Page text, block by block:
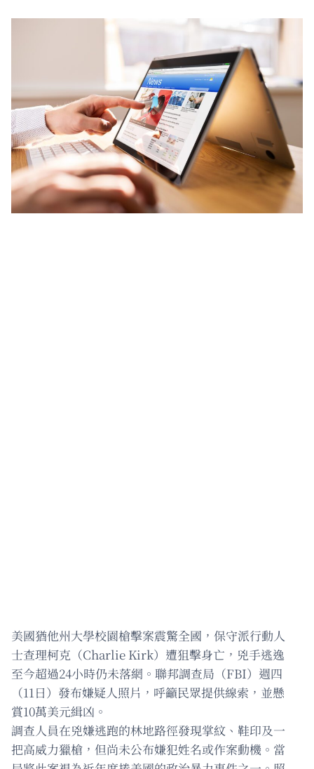
美國猶他州大學校園槍擊案震驚全國，保守派行動人
士查理柯克（Charlie Kirk）遭狙擊身亡，兇手逃逸
至今超過24小時仍未落網。聯邦調查局（FBI）週四
（11日）發布嫌疑人照片，呼籲民眾提供線索，並懸
賞10萬美元緝凶。
調查人員在兇嫌逃跑的林地路徑發現掌紋、鞋印及一
把高威力獵槍，但尚未公布嫌犯姓名或作案動機。當